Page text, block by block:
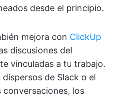
desde el principio.
mejora con ClickUp
discusiones del
vinculadas a tu trabajo.
de Slack o el
los